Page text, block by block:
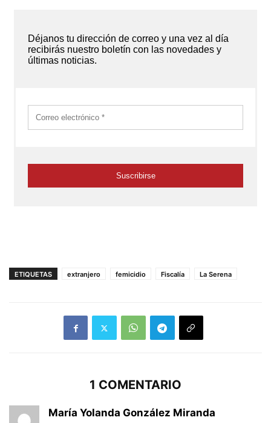
ETIQUETAS extranjero femicidio Fiscalía La Serena
1 COMENTARIO
María Yolanda González Miranda